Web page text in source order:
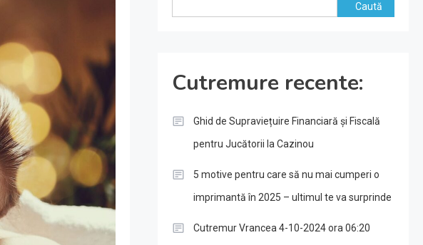
Caută
Cutremure recente:
Ghid de Supraviețuire Financiară și Fiscală
pentru Jucătorii la Cazinou
5 motive pentru care să nu mai cumperi o
imprimantă în 2025 – ultimul te va surprinde
Cutremur Vrancea 4-10-2024 ora 06:20